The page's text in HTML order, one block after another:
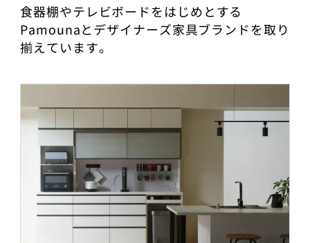
食器棚やテレビボードをはじめとする
Pamounaとデザイナーズ家具ブランドを取り
揃えています。